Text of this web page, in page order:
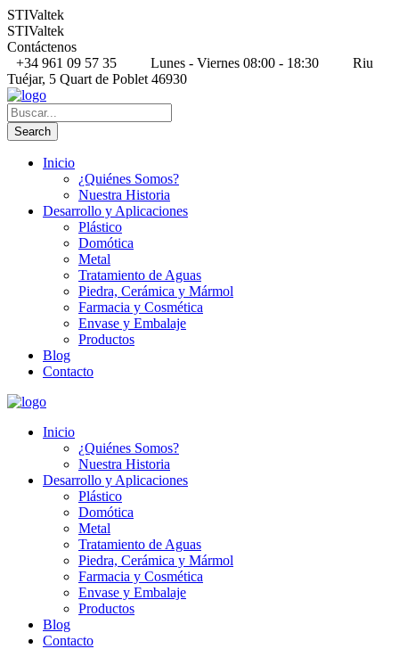
STIValtek
STIValtek
Contáctenos
+34 961 09 57 35
Lunes - Viernes 08:00 - 18:30
Riu
Tuéjar, 5 Quart de Poblet 46930
Inicio
¿Quiénes Somos?
Nuestra Historia
Desarrollo y Aplicaciones
Plástico
Domótica
Metal
Tratamiento de Aguas
Piedra, Cerámica y Mármol
Farmacia y Cosmética
Envase y Embalaje
Productos
Blog
Contacto
Inicio
¿Quiénes Somos?
Nuestra Historia
Desarrollo y Aplicaciones
Plástico
Domótica
Metal
Tratamiento de Aguas
Piedra, Cerámica y Mármol
Farmacia y Cosmética
Envase y Embalaje
Productos
Blog
Contacto